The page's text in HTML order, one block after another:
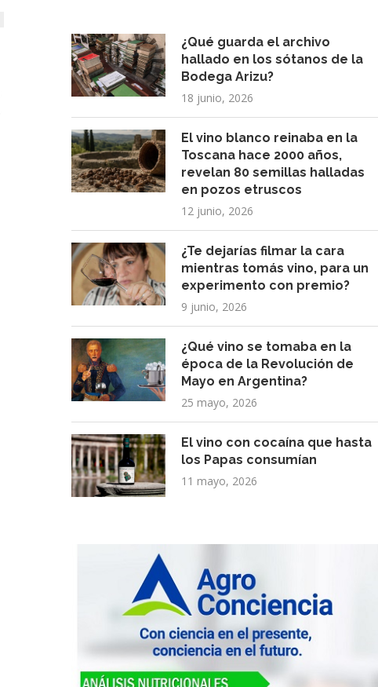
¿Qué guarda el archivo
hallado en los sótanos de la
Bodega Arizu?
18 junio, 2026
El vino blanco reinaba en la
Toscana hace 2000 años,
revelan 80 semillas halladas
en pozos etruscos
12 junio, 2026
¿Te dejarías filmar la cara
mientras tomás vino, para un
experimento con premio?
9 junio, 2026
¿Qué vino se tomaba en la
época de la Revolución de
Mayo en Argentina?
25 mayo, 2026
El vino con cocaína que hasta
los Papas consumían
11 mayo, 2026